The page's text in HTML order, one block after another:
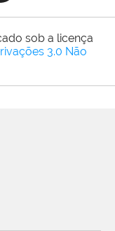
sob a licença
3.0 Não